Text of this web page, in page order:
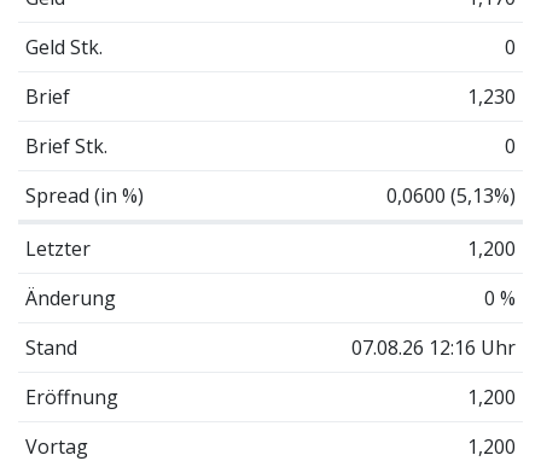
Geld Stk.
0
Brief
1,230
Brief Stk.
0
Spread (in %)
0,0600 (5,13%)
Letzter
1,200
Änderung
0 %
Stand
07.08.26 12:16 Uhr
Eröffnung
1,200
Vortag
1,200